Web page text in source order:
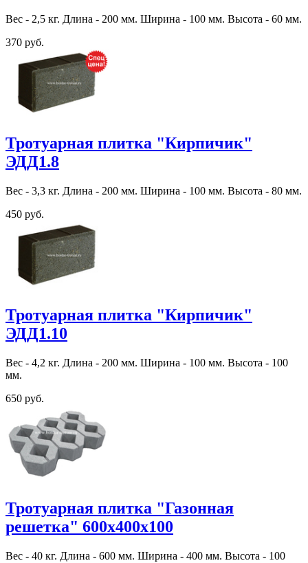
Вес - 2,5 кг. Длина - 200 мм. Ширина - 100 мм. Высота - 60 мм.
370 руб.
Тротуарная плитка "Кирпичик"
ЭДД1.8
Вес - 3,3 кг. Длина - 200 мм. Ширина - 100 мм. Высота - 80 мм.
450 руб.
Тротуарная плитка "Кирпичик"
ЭДД1.10
Вес - 4,2 кг. Длина - 200 мм. Ширина - 100 мм. Высота - 100
мм.
650 руб.
Тротуарная плитка "Газонная
решетка" 600х400х100
Вес - 40 кг. Длина - 600 мм. Ширина - 400 мм. Высота - 100